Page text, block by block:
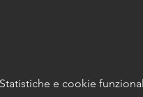
e cookie